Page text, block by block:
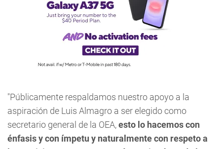
"Públicamente respaldamos nuestro apoyo a la
aspiración de Luis Almagro a ser elegido como
secretario general de la OEA,esto lo hacemos con
énfasis y con ímpetu y naturalmente con respeto a